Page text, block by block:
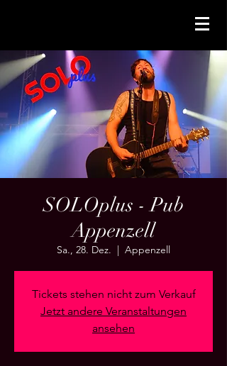
SOLOplus - Pub
Appenzell
Sa., 28. Dez.
  |
Appenzell
Tickets stehen nicht zum Verkauf
Jetzt andere Veranstaltungen
ansehen